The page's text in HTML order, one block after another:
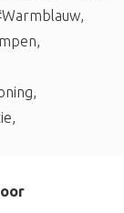
,
,
,
,